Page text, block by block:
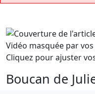
Vidéo masquée par
Cliquez pour ajuster
Boucan de